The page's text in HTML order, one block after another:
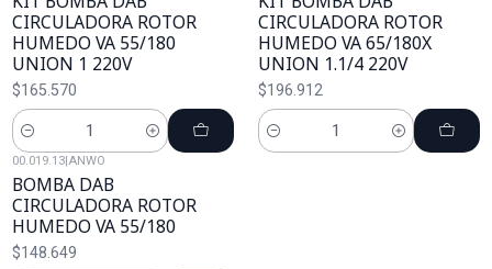
CIRCULADORA ROTOR
HUMEDO VA 55/180
UNION 1 220V
$165.570
Cantidad
CIRCULADORA ROTOR
HUMEDO VA 65/180X
UNION 1.1/4 220V
$196.912
Cantidad
00.019.13|ANWO
BOMBA DAB
CIRCULADORA ROTOR
HUMEDO VA 55/180
$148.649